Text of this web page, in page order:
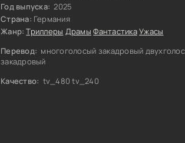
Год выпуска: 2025
Страна: Германия
Жанр: Триллеры Драмы ФантастикаУжасы
Перевод: многоголосый закадровый
закадровый
Качество: tv_480 tv_240